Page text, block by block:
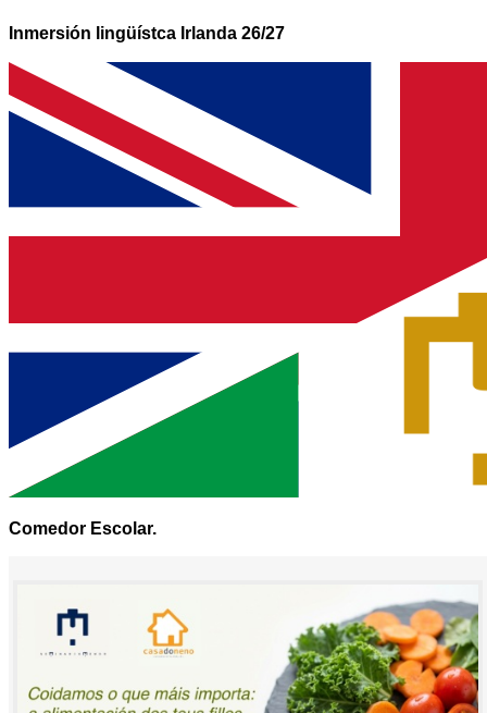
Inmersión lingüístca Irlanda 26/27
Comedor Escolar.